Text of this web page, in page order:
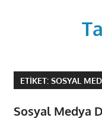
ETIKET: SOSYAL
Sosyal Medya